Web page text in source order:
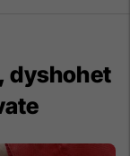
dyshohet